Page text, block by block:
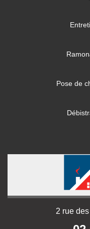
Pose de
2 rue